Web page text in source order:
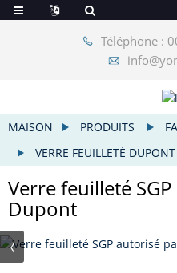
Téléphone :
MAISON PRODUITS
VERRE FEUILLETÉ
Verre feuilleté
Dupont